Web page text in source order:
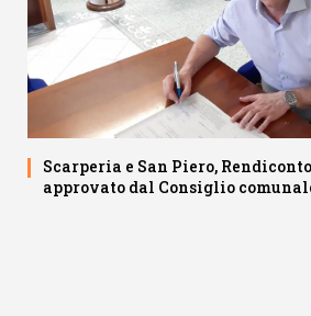
Scarperia e San Piero,
approvato dal Consiglio